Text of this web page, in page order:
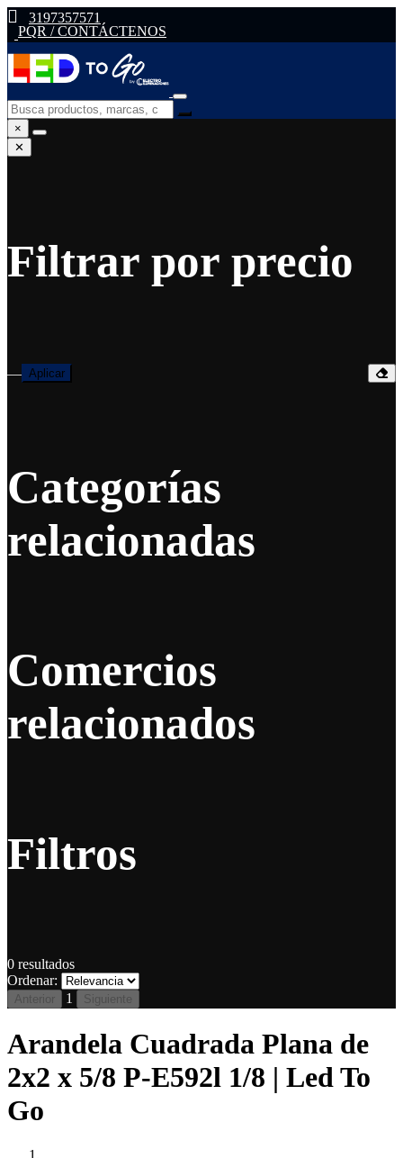
3197357571
PQR / CONTÁCTENOS
×
✕
Filtrar por precio
— Aplicar
Categorías
relacionadas
Comercios
relacionados
Filtros
0 resultados
Ordenar:
Anterior 1 Siguiente
Arandela Cuadrada Plana de
2x2 x 5/8 P-E592l 1/8 | Led To
Go